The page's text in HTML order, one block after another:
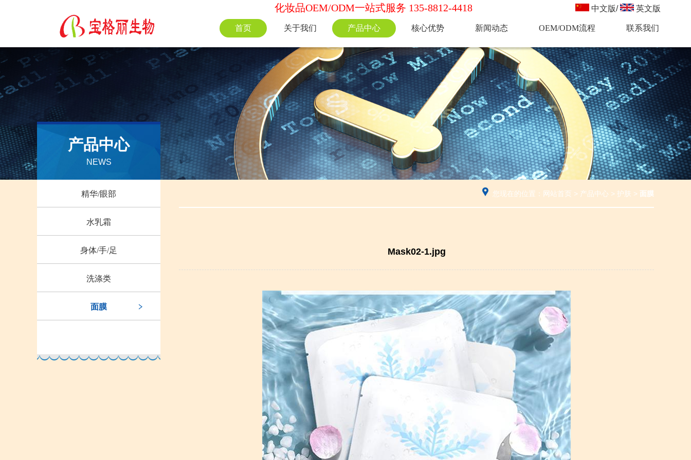
化妆品OEM/ODM一站式服务 135-8812-4418 中文版/ 英文版
首页 关于我们 产品中心 核心优势 新闻动态 OEM/ODM流程 联系我们
产品中心
NEWS
精华/眼部
水乳霜
身体/手/足
洗涤类
面膜
您现在的位置： 网站首页 > 产品中心 > 护肤 > 面膜
Mask02-1.jpg